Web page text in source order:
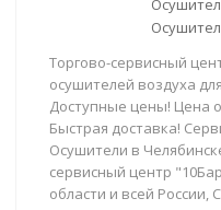
Торгово-сервисный
осушителей воздуха
Доступные цены! Цена
Быстрая доставка!
Осушители в
сервисный центр
области и всей России,